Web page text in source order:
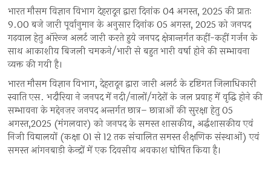
भारत मौसम विज्ञान विभाग देहरादून द्वारा दिनांक 04 अगस्त, 2025 की प्रातः
9.00 बजे जारी पूर्वानुमान के अनुसार दिनांक 05 अगस्त, 2025 को जनपद
गढ़वाल हेतु ऑरेन्ज अलर्ट जारी करते हुये जनपद क्षेत्रान्तर्गत कहीं-कहीं गर्जन के
साथ आकाशीय बिजली चमकने/भारी से बहुत भारी वर्षा होने की सम्भावना
व्यक्त की गयी है।
भारत मौसम विज्ञान विभाग, देहरादून द्वारा जारी अलर्ट के दृष्टिगत जिलाधिकारी
स्वाति एस. भदौरिया ने जनपद में नदी/नालों/गदेरों के जल प्रवाह में वृद्धि होने की
सम्भावना के मद्देनज़र जनपद अन्तर्गत छात्र– छात्राओं की सुरक्षा हेतु 05
अगस्त,2025 (मंगलवार) को जनपद के समस्त शासकीय, अर्द्धशासकीय एवं
निजी विद्यालयों (कक्षा 01 से 12 तक संचालित समस्त शैक्षणिक संस्थाओं) एवं
समस्त आंगनबाड़ी केन्द्रों में एक दिवसीय अवकाश घोषित किया है।